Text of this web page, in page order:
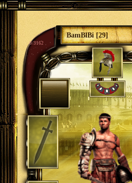
BamBlBi [29]
0/3162